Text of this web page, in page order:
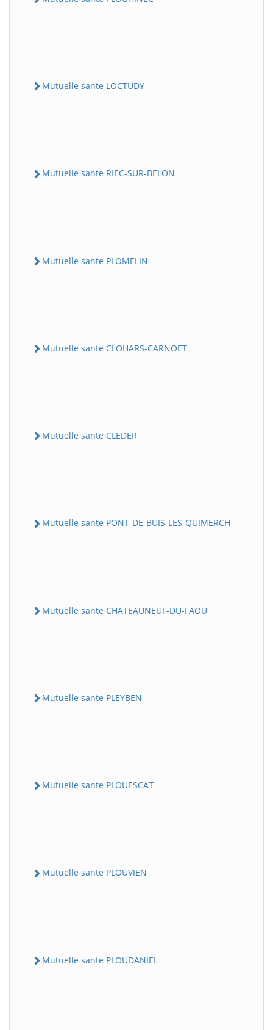
Mutuelle sante LOCTUDY
Mutuelle sante RIEC-SUR-BELON
Mutuelle sante PLOMELIN
Mutuelle sante CLOHARS-CARNOET
Mutuelle sante CLEDER
Mutuelle sante PONT-DE-BUIS-LES-QUIMERCH
Mutuelle sante CHATEAUNEUF-DU-FAOU
Mutuelle sante PLEYBEN
Mutuelle sante PLOUESCAT
Mutuelle sante PLOUVIEN
Mutuelle sante PLOUDANIEL